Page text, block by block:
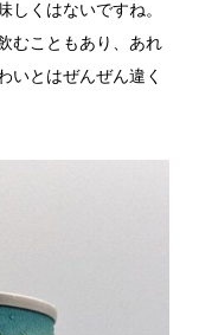
しくはないですね。
むこともあり、あれ
いとはぜんぜん違く